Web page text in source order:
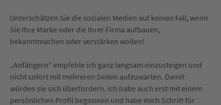
Unterschätzen Sie die sozialen Medien auf keinen Fall, wenn
Sie Ihre Marke oder die Ihrer Firma aufbauen,
bekanntmachen oder verstärken wollen!
„Anfängern“ empfehle ich ganz langsam einzusteigen und
nicht sofort mit mehreren Seiten aufzuwarten. Damit
würden sie sich überfordern. Ich habe auch erst mit einem
persönlichen Profil begonnen und habe mich Schritt für